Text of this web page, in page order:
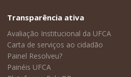
Transparência ativa
Avaliação Institucional da UFCA
Carta de serviços ao cidadão
Painel Resolveu?
Painéis UFCA